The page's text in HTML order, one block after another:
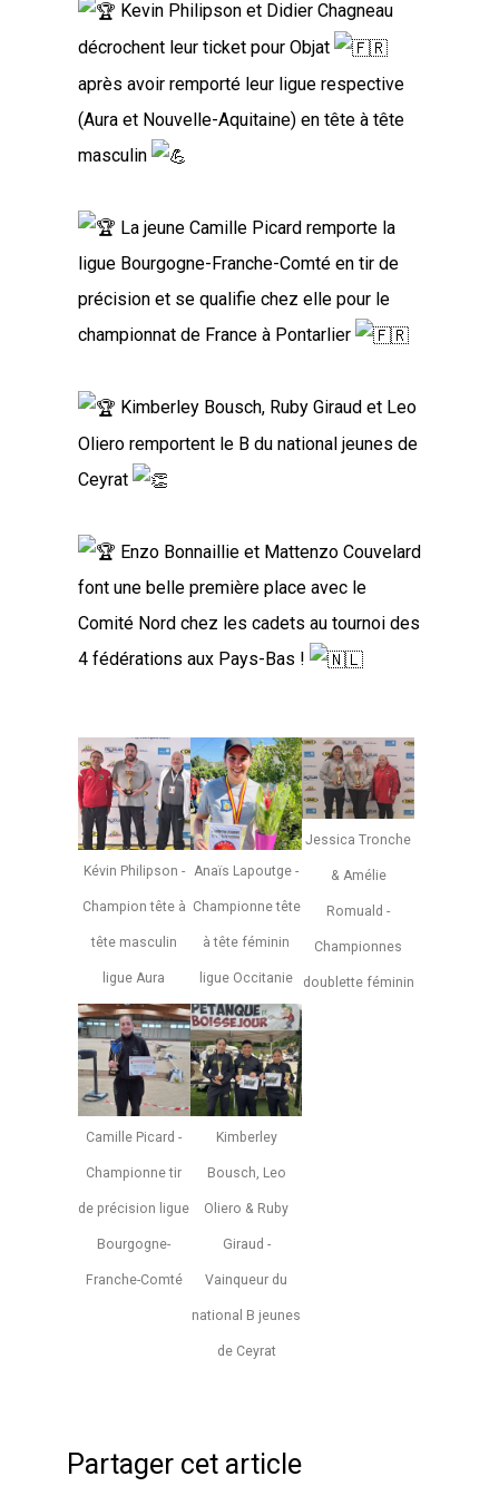
Kevin Philipson et Didier Chagneau
décrochent leur ticket pour Objat
après avoir remporté leur ligue respective
(Aura et Nouvelle-Aquitaine) en tête à tête
masculin
La jeune Camille Picard remporte la
ligue Bourgogne-Franche-Comté en tir de
précision et se qualifie chez elle pour le
championnat de France à Pontarlier
Kimberley Bousch, Ruby Giraud et Leo
Oliero remportent le B du national jeunes de
Ceyrat
Enzo Bonnaillie et Mattenzo Couvelard
font une belle première place avec le
Comité Nord chez les cadets au tournoi des
4 fédérations aux Pays-Bas !
Kévin Philipson -
Champion tête à
tête masculin
ligue Aura
Anaïs Lapoutge -
Championne tête
à tête féminin
ligue Occitanie
Jessica Tronche
& Amélie
Romuald -
Championnes
doublette féminin
Camille Picard -
Championne tir
de précision ligue
Bourgogne-
Franche-Comté
Kimberley
Bousch, Leo
Oliero & Ruby
Giraud -
Vainqueur du
national B jeunes
de Ceyrat
Partager cet article